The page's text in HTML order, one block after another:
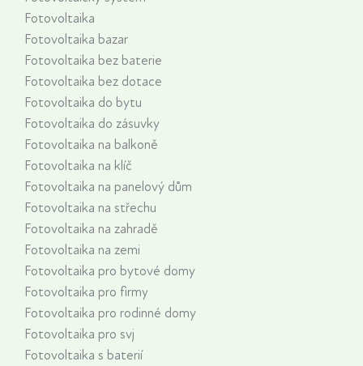
Fotovoltaika
Fotovoltaika bazar
Fotovoltaika bez baterie
Fotovoltaika bez dotace
Fotovoltaika do bytu
Fotovoltaika do zásuvky
Fotovoltaika na balkoně
Fotovoltaika na klíč
Fotovoltaika na panelový dům
Fotovoltaika na střechu
Fotovoltaika na zahradě
Fotovoltaika na zemi
Fotovoltaika pro bytové domy
Fotovoltaika pro firmy
Fotovoltaika pro rodinné domy
Fotovoltaika pro svj
Fotovoltaika s baterií